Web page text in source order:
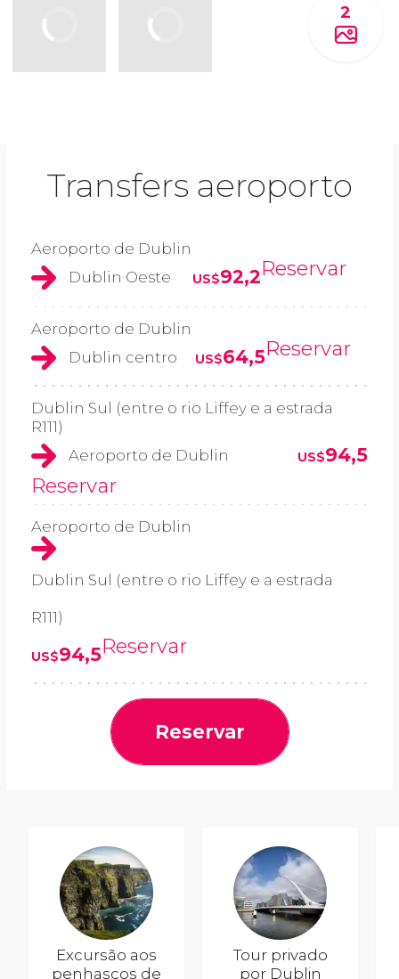
2
Transfers aeroporto
Aeroporto de Dublin
Dublin Oeste
US$92,2Reservar
Aeroporto de Dublin
Dublin centro
US$64,5Reservar
Dublin Sul (entre o rio Liffey e a estrada
R111)
Aeroporto de Dublin
US$94,5
Reservar
Aeroporto de Dublin
Dublin Sul (entre o rio Liffey e a estrada
R111)
US$94,5Reservar
Reservar
Excursão aos
penhascos de
Tour privado
por Dublin